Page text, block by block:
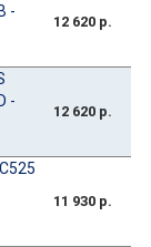
-
12 620 р.
-
12 620 р.
11 930 р.